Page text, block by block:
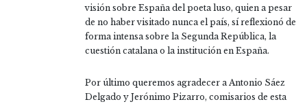
visión sobre España del poeta luso, quien a pesar
de no haber visitado nunca el país, sí reflexionó de
forma intensa sobre la Segunda República, la
cuestión catalana o la institución en España.
Por último queremos agradecer a Antonio Sáez
Delgado y Jerónimo Pizarro, comisarios de esta